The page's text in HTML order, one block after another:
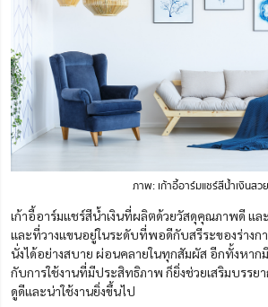
ภาพ: เก้าอี้อาร์มแชร์สีน้ำเงินสวย
เก้าอี้อาร์มแชร์สีน้ำเงินที่ผลิตด้วยวัสดุคุณภาพดี แ
และที่วางแขนอยู่ในระดับที่พอดีกับสรีระของร่างก
นั่งได้อย่างสบาย ผ่อนคลายในทุกสัมผัส อีกทั้งหาก
กับการใช้งานที่มีประสิทธิภาพ ก็ยิ่งช่วยเสริมบรรย
ดูดีและน่าใช้งานยิ่งขึ้นไป